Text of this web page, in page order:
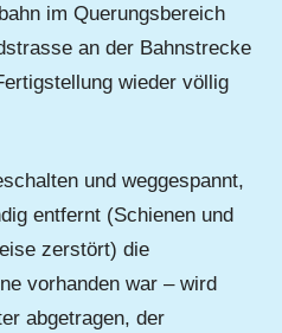
im Querungsbereich
an der Bahnstrecke
wieder völlig
und weggespannt,
entfernt (Schienen und
zerstört) die
vorhanden war – wird
abgetragen, der